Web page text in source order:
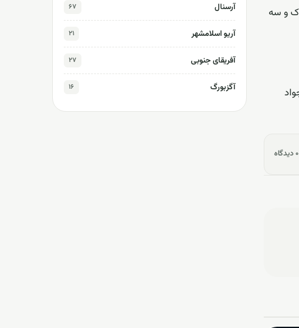
و سه
آرسنال ۶۷
آریو اسلامشهر ۲۱
آفریقای جنوبی ۲۷
آگزبورگ ۱۶